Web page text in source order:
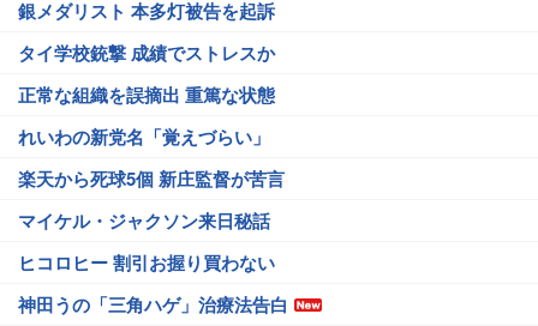
銀メダリスト 本多灯被告を起訴
タイ学校銃撃 成績でストレスか
正常な組織を誤摘出 重篤な状態
れいわの新党名「覚えづらい」
楽天から死球5個 新庄監督が苦言
マイケル・ジャクソン来日秘話
ヒコロヒー 割引お握り買わない
神田うの「三角ハゲ」治療法告白